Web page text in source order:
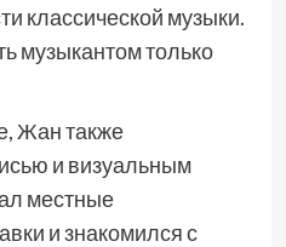
классической музыки.
музыкантом только
Жан также
и визуальным
местные
и знакомился с